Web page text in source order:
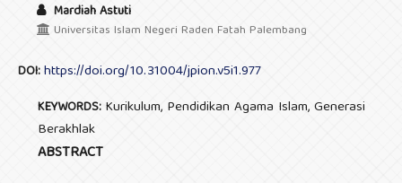
Mardiah Astuti
Universitas Islam Negeri Raden Fatah Palembang
DOI:https://doi.org/10.31004/jpion.v5i1.977
KEYWORDS: Kurikulum, Pendidikan Agama Islam, Generasi
Berakhlak
ABSTRACT